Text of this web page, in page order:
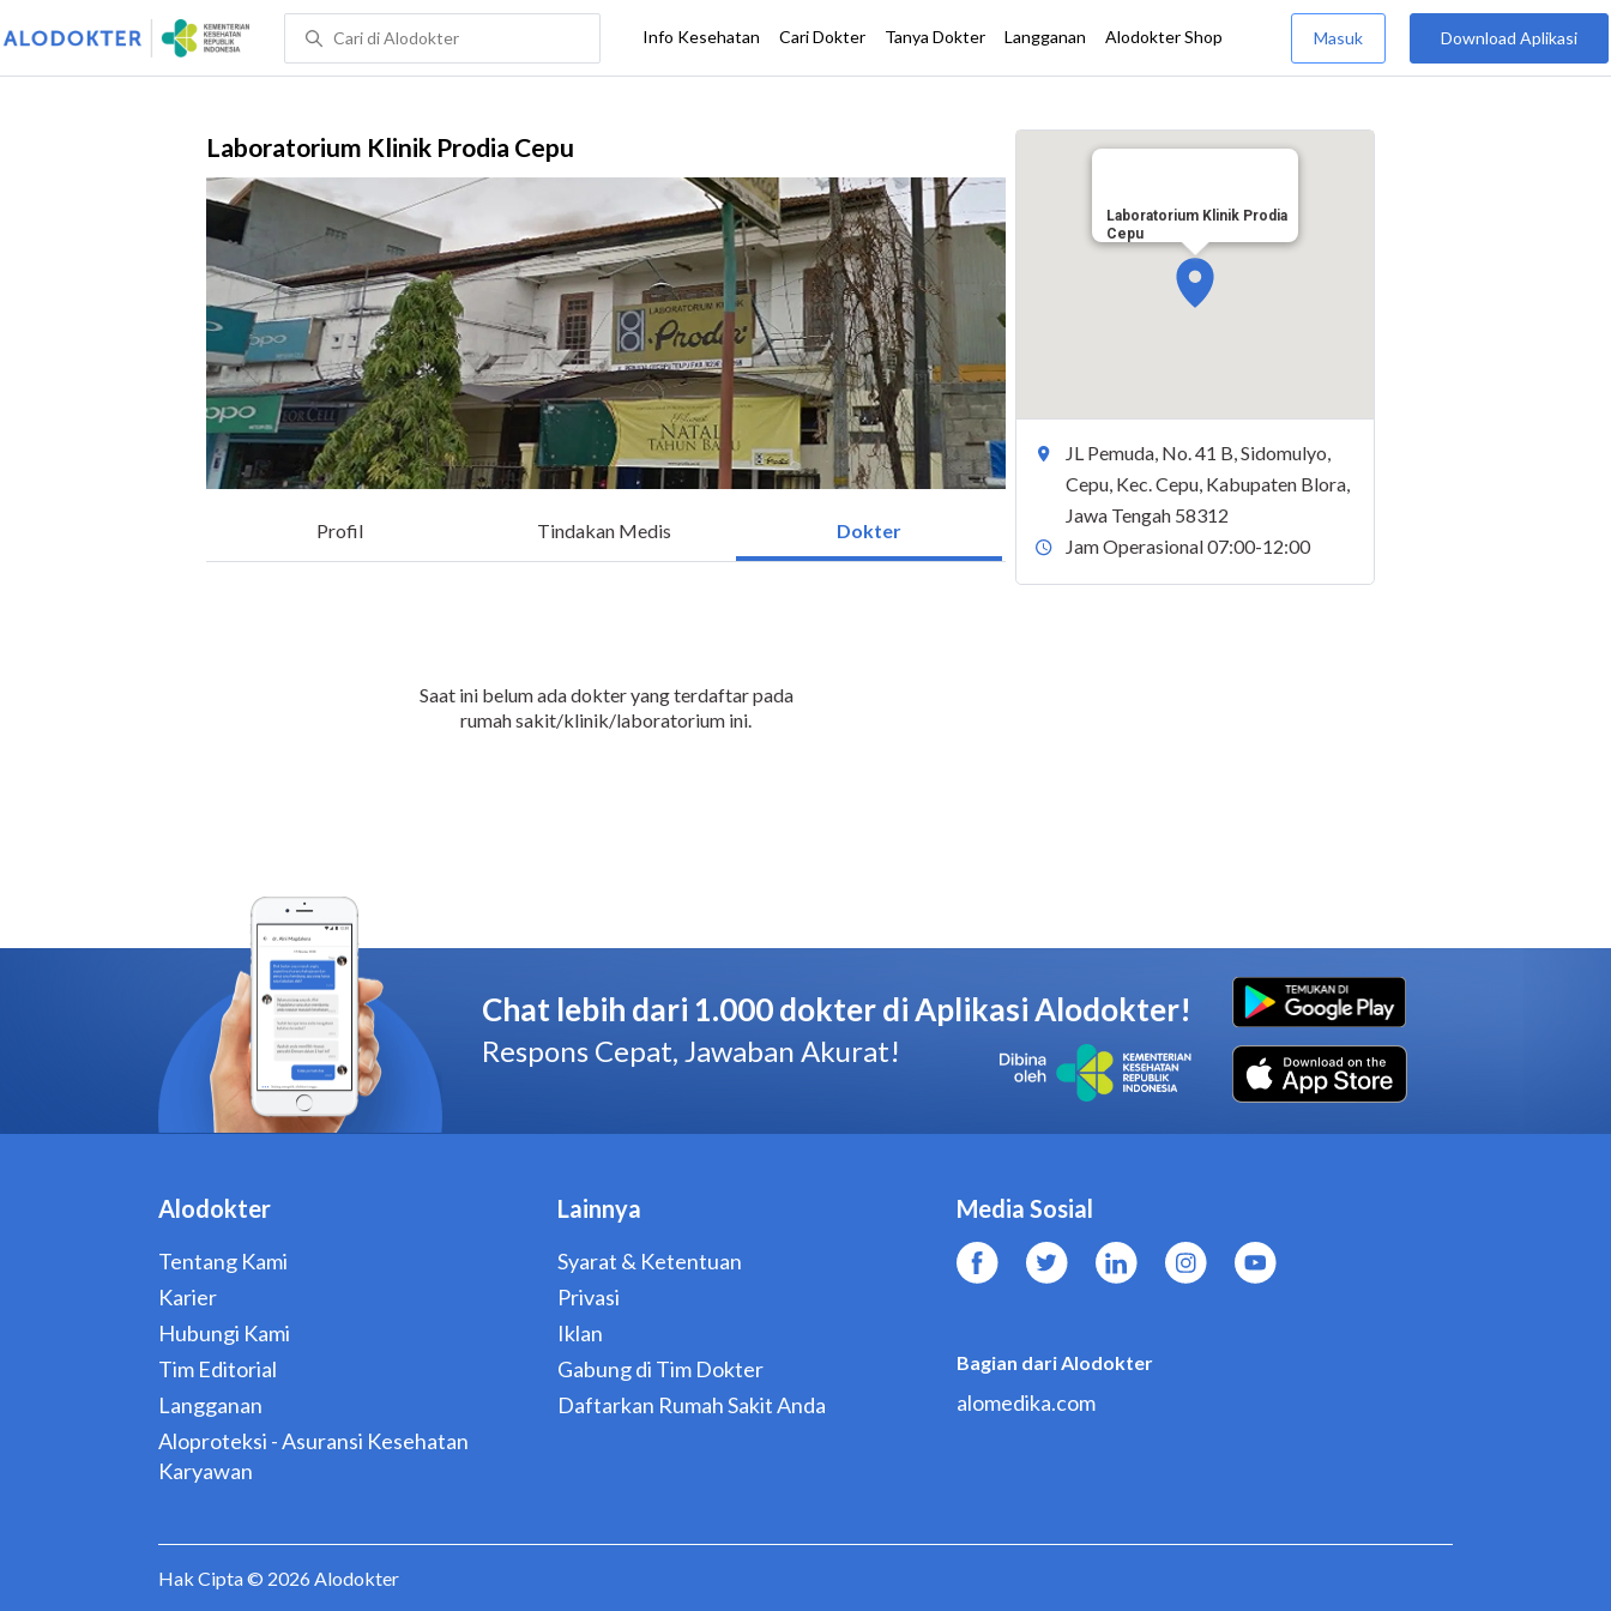
Laboratorium Klinik Prodia Cepu
Profil Tindakan Medis Dokter
Saat ini belum ada dokter yang terdaftar pada
rumah sakit/klinik/laboratorium ini.
Laboratorium Klinik Prodia
Cepu